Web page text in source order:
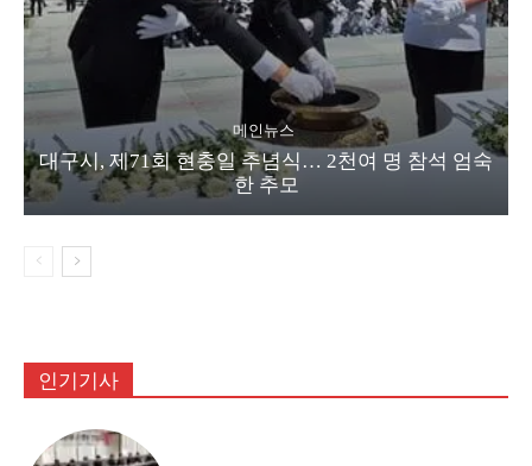
메인뉴스
대구시, 제71회 현충일 추념식… 2천여 명 참석 엄숙
한 추모
인기기사